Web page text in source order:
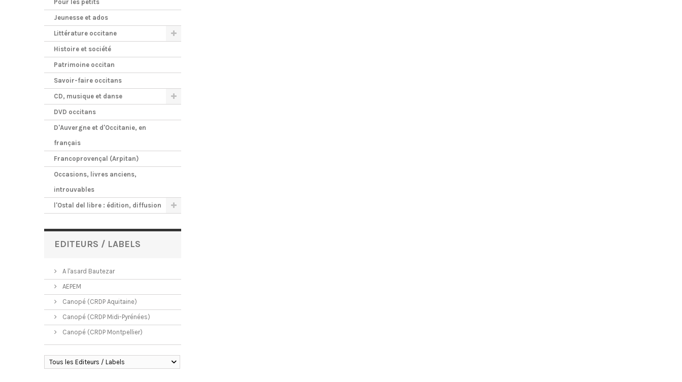
Pour les petits
Jeunesse et ados
Littérature occitane
Histoire et société
Patrimoine occitan
Savoir-faire occitans
CD, musique et danse
DVD occitans
D'Auvergne et d'Occitanie, en
français
Francoprovençal (Arpitan)
Occasions, livres anciens,
introuvables
l'Ostal del libre : édition, diffusion
EDITEURS / LABELS
A l'asard Bautezar
AEPEM
Canopé (CRDP Aquitaine)
Canopé (CRDP Midi-Pyrénées)
Canopé (CRDP Montpellier)
Tous les Editeurs / Labels